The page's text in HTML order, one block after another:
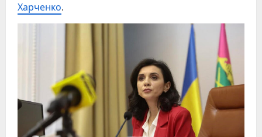
Харченко.